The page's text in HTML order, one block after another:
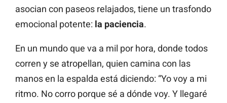
asocian con paseos relajados, tiene un trasfondo
emocional potente: la paciencia.
En un mundo que va a mil por hora, donde todos
corren y se atropellan, quien camina con las
manos en la espalda está diciendo: “Yo voy a mi
ritmo. No corro porque sé a dónde voy. Y llegaré